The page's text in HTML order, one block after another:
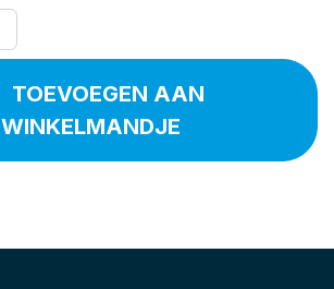
TOEVOEGEN AAN
WINKELMANDJE